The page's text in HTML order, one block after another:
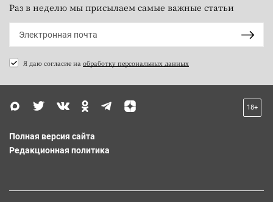
Раз в неделю мы присылаем самые важные статьи
Я даю согласие на обработку персональных данных
18+
Полная версия сайта
Редакционная политика